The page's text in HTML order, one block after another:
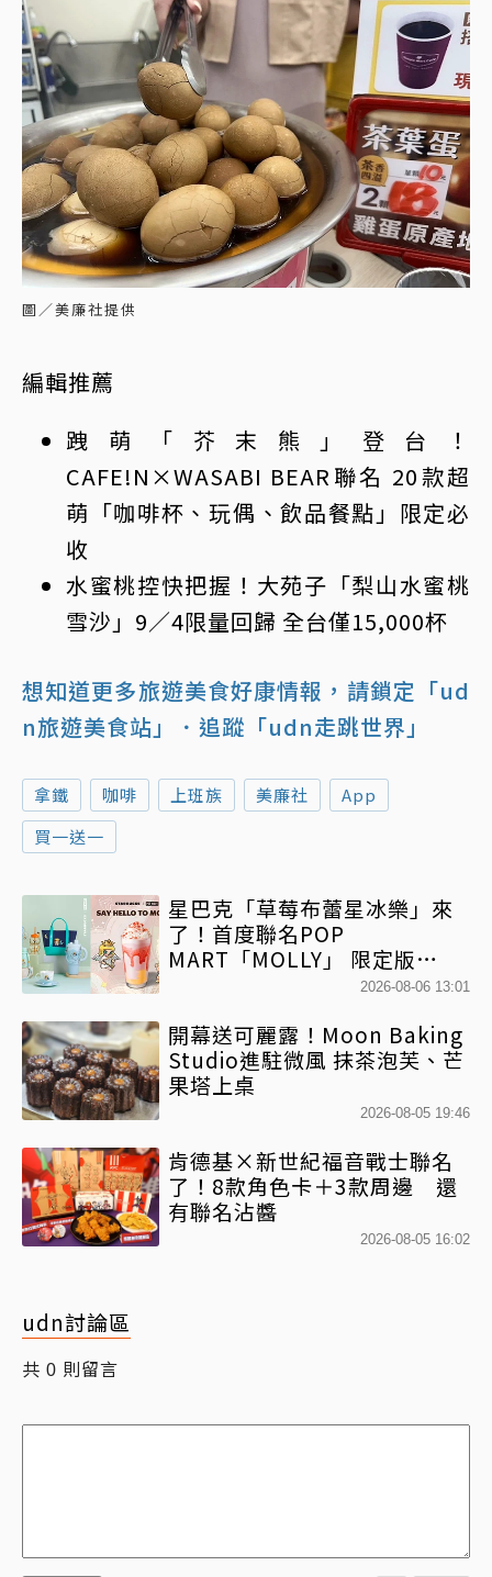
圖／美廉社提供
編輯推薦
跩萌「芥末熊」登台！
CAFE!N×WASABI BEAR聯名 20款超
萌「咖啡杯、玩偶、飲品餐點」限定必
收
水蜜桃控快把握！大苑子「梨山水蜜桃
雪沙」9／4限量回歸 全台僅15,000杯
想知道更多旅遊美食好康情報，請鎖定「ud
n旅遊美食站」
．追蹤「udn走跳世界」
拿鐵 咖啡 上班族 美廉社
App
買一送一
星巴克「草莓布蕾星冰樂」來
了！首度聯名POP
MART「MOLLY」 限定版
「MOLLYｘBearista小熊杯」
2026-08-06 13:01
開幕送可麗露！Moon Baking
Studio進駐微風 抹茶泡芙、芒
果塔上桌
2026-08-05 19:46
肯德基×新世紀福音戰士聯名
了！8款角色卡＋3款周邊 還
有聯名沾醬
2026-08-05 16:02
udn討論區
共 0 則留言